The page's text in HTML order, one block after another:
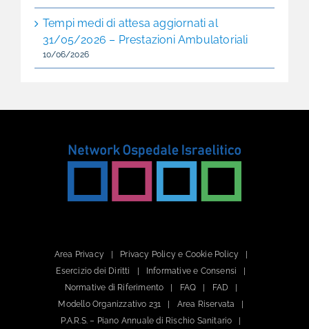
Tempi medi di attesa aggiornati al
31/05/2026 – Prestazioni Ambulatoriali
10/06/2026
Area Privacy
Privacy Policy e Cookie Policy
Esercizio dei Diritti
Informative e Consensi
Normative di Riferimento
FAQ
FAD
Modello Organizzativo 231
Area Riservata
P.A.R.S. – Piano Annuale di Rischio Sanitario